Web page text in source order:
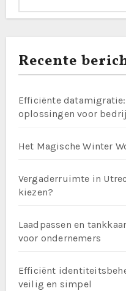
Recente
Efficiënte
oplossingen voor
Het Magische Winter
Vergaderruimte in
kiezen?
Laadpassen en
voor ondernemers
Efficiënt
veilig en simpel